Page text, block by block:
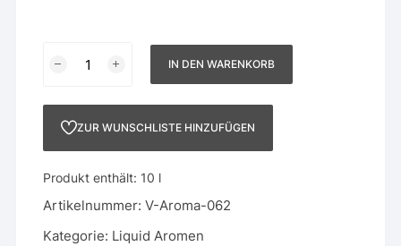
IN DEN WARENKORB
ZUR WUNSCHLISTE HINZUFÜGEN
Produkt enthält: 10 l
Artikelnummer:V-Aroma-062
Kategorie: Liquid Aromen